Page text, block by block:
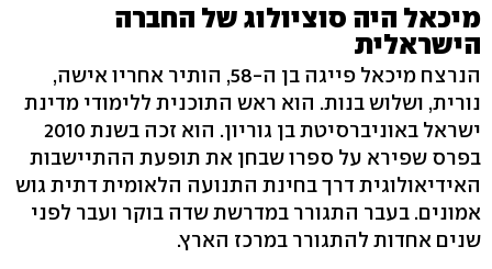
מיכאל היה סוציולוג של החברה
הישראלית
הנרצח מיכאל פייגה בן ה-58, הותיר אחריו אישה,
נורית, ושלוש בנות. הוא ראש התוכנית ללימודי מדינת
ישראל באוניברסיטת בן גוריון. הוא זכה בשנת 2010
בפרס שפירא על ספרו שבחן את תופעת ההתיישבות
האידיאולוגית דרך בחינת התנועה הלאומית דתית גוש
אמונים. בעבר התגורר במדרשת שדה בוקר ועבר לפני
שנים אחדות להתגורר במרכז הארץ.